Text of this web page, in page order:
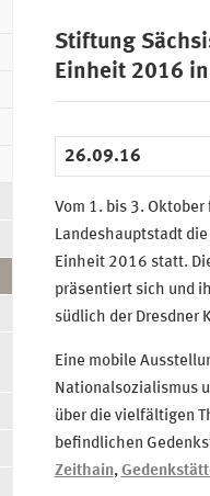
Stiftung
Einheit 2016
26.09.16
Vom 1. bis 3.
Landeshauptstadt
Einheit 2016 statt.
präsentiert sich und
südlich der Dresdner
Eine mobile
Nationalsozialismus
über die vielfältigen
befindlichen
Zeithain,